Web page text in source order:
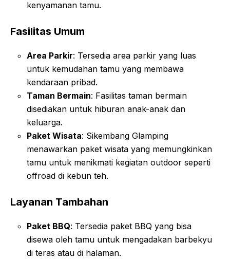
kenyamanan tamu.
Fasilitas Umum
Area Parkir: Tersedia area parkir yang luas
untuk kemudahan tamu yang membawa
kendaraan pribad.
Taman Bermain: Fasilitas taman bermain
disediakan untuk hiburan anak-anak dan
keluarga.
Paket Wisata: Sikembang Glamping
menawarkan paket wisata yang memungkinkan
tamu untuk menikmati kegiatan outdoor seperti
offroad di kebun teh.
Layanan Tambahan
Paket BBQ: Tersedia paket BBQ yang bisa
disewa oleh tamu untuk mengadakan barbekyu
di teras atau di halaman.